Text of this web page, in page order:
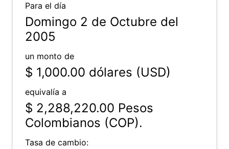
Para el día
Domingo 2 de Octubre del
2005
un monto de
$ 1,000.00 dólares (USD)
equivalía a
$ 2,288,220.00 Pesos
Colombianos (COP).
Tasa de cambio: